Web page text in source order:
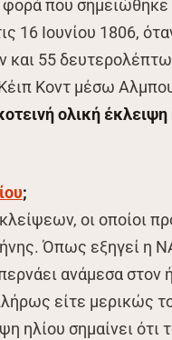
που σημειώθηκε
16 Ιουνίου 1806,
και 55
Κοντ μέσω
ολική
;
οι οποίοι
Όπως εξηγεί η
ανάμεσα στον
είτε μερικώς
ηλίου σημαίνει